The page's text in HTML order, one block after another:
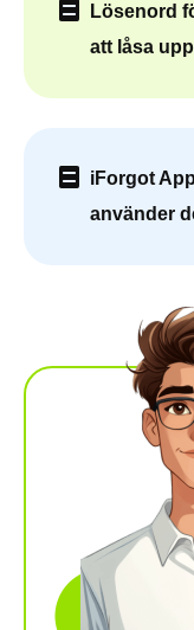
Lösenord
att låsa
iForgot
använder